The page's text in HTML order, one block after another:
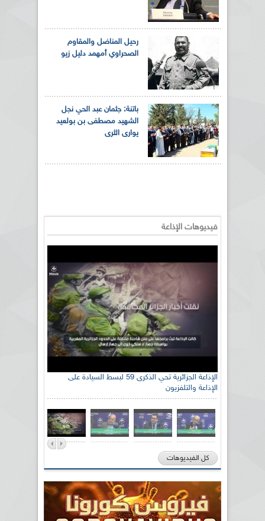
رحيل المناضل والمقاوم
الصحراوي أمهمد دليل زيو
باتنة: جثمان عبد الحي نجل
الشهيد مصطفى بن بولعيد
يوارى الثرى
فيديوهات الإذاعة
الإذاعة الجزائرية تحي الذكرى 59 لبسط السيادة على
الإذاعة والتلفزيون
كل الفيديوهات